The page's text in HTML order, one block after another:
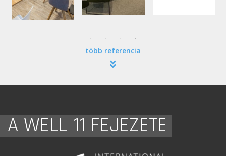
több referencia
A WELL 11 FEJEZETE